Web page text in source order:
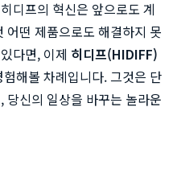
디프의 혁신은 앞으로도 계
어떤 제품으로도 해결하지 못
다면, 이제 히디프(HIDIFF)
해볼 차례입니다. 그것은 단
당신의 일상을 바꾸는 놀라운